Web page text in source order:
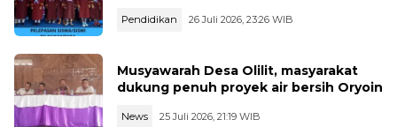
Pendidikan 26 Juli 2026, 23:26 WIB
Musyawarah Desa Olilit, masyarakat
dukung penuh proyek air bersih Oryoin
News 25 Juli 2026, 21:19 WIB